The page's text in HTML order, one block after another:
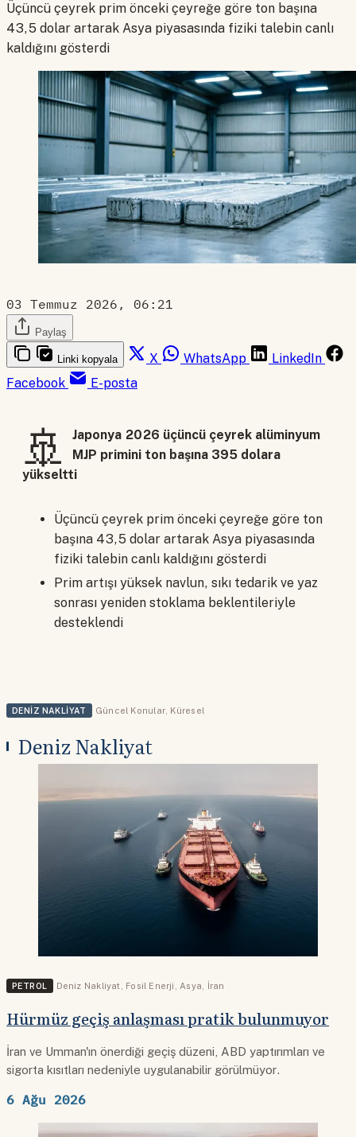
Üçüncü çeyrek prim önceki çeyreğe göre ton başına
43,5 dolar artarak Asya piyasasında fiziki talebin canlı
kaldığını gösterdi
03 Temmuz 2026, 06:21
Paylaş
Linki kopyala X WhatsApp
LinkedIn
Facebook
E-posta
🚢
Japonya 2026 üçüncü çeyrek alüminyum
MJP primini ton başına 395 dolara
yükseltti
Üçüncü çeyrek prim önceki çeyreğe göre ton
başına 43,5 dolar artarak Asya piyasasında
fiziki talebin canlı kaldığını gösterdi
Prim artışı yüksek navlun, sıkı tedarik ve yaz
sonrası yeniden stoklama beklentileriyle
desteklendi
DENIZ NAKLIYAT Güncel Konular, Küresel
Deniz Nakliyat
PETROL Deniz Nakliyat Fosil Enerji Asya İran
Hürmüz geçiş anlaşması pratik bulunmuyor
İran ve Umman'ın önerdiği geçiş düzeni, ABD yaptırımları ve
sigorta kısıtları nedeniyle uygulanabilir görülmüyor.
6 Ağu 2026